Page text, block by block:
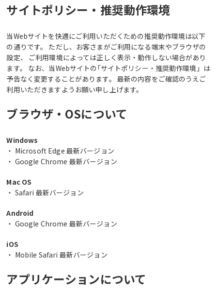
サイトポリシー・推奨動作環境
当Webサイトを快適にご利用いただくための推奨動作環境は以下
の通りです。 ただし、お客さまがご利用になる端末やブラウザの
設定、 ご利用環境によっては正しく表示・動作しない場合があり
ます。 なお、当Webサイトの｢サイトポリシー・推奨動作環境」は
予告なく変更することがあります。 最新の内容をご確認のうえご
利用いただきますようお願い申し上げます。
ブラウザ・OSについて
Windows
・ Microsoft Edge 最新バージョン
・ Google Chrome 最新バージョン
Mac OS
・ Safari 最新バージョン
Android
・ Google Chrome 最新バージョン
iOS
・ Mobile Safari 最新バージョン
アプリケーションについて